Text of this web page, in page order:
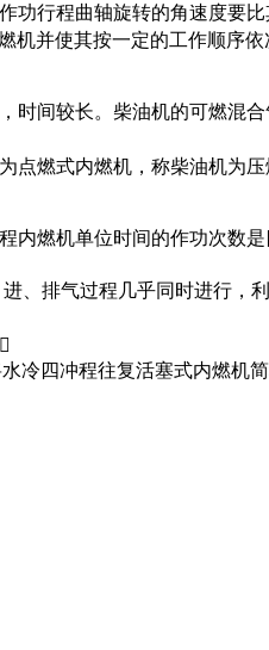
功行程曲轴旋转的角速度要
机并使其按一定的工作顺序
时间较长。柴油机的可燃混
点燃式内燃机，称柴油机为
内燃机单位时间的作功次数
、排气过程几乎同时进行
冷四冲程往复活塞式内燃机简